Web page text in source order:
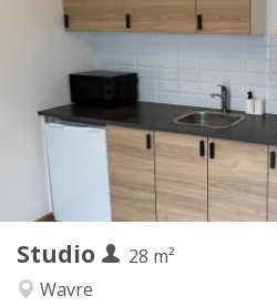
Studio
28 m²
Wavre
12 maanden, 11